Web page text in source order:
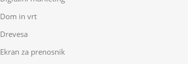
Dom in vrt
Drevesa
Ekran za prenosnik